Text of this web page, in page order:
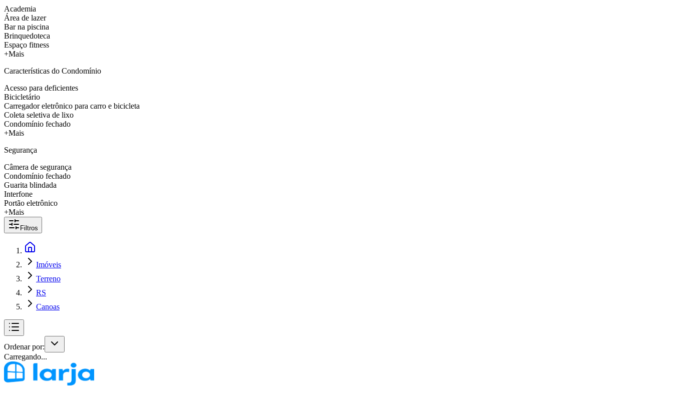
Academia
Área de lazer
Bar na piscina
Brinquedoteca
Espaço fitness
+Mais
Características do Condomínio
Acesso para deficientes
Bicicletário
Carregador eletrônico para carro e bicicleta
Coleta seletiva de lixo
Condomínio fechado
+Mais
Segurança
Câmera de segurança
Condomínio fechado
Guarita blindada
Interfone
Portão eletrônico
+Mais
Filtros
Imóveis
Terreno
RS
Canoas
Ordenar por:
Carregando...